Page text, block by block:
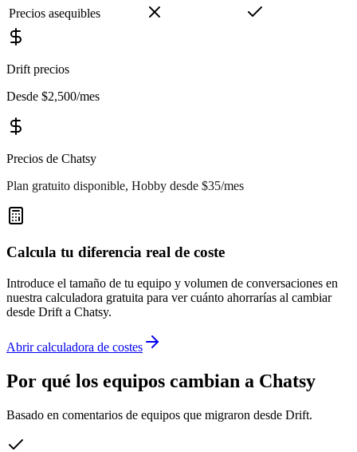
Precios asequibles
Drift precios
Desde $2,500/mes
Precios de Chatsy
Plan gratuito disponible, Hobby desde $35/mes
Calcula tu diferencia real de coste
Introduce el tamaño de tu equipo y volumen de conversaciones en
nuestra calculadora gratuita para ver cuánto ahorrarías al cambiar
desde Drift a Chatsy.
Abrir calculadora de costes
Por qué los equipos cambian a Chatsy
Basado en comentarios de equipos que migraron desde Drift.